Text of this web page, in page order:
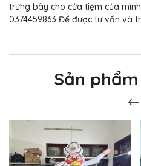
trưng bày cho cửa tiệm của
0374459863 Để được tư vấn và
Sản